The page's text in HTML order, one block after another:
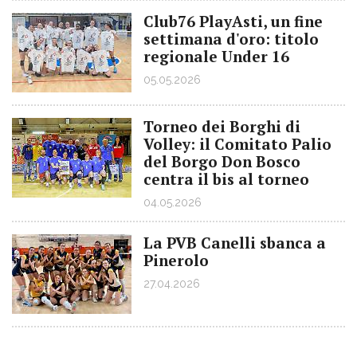
Club76 PlayAsti, un fine
settimana d'oro: titolo
regionale Under 16
05.05.2026
Torneo dei Borghi di
Volley: il Comitato Palio
del Borgo Don Bosco
centra il bis al torneo
04.05.2026
La PVB Canelli sbanca a
Pinerolo
27.04.2026